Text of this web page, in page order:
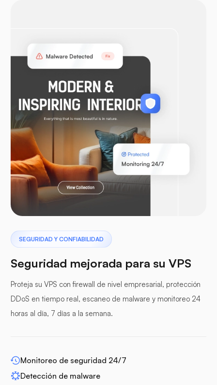
WooCommerce
Laravel
paneles de protección
WP-extendify
SEGURIDAD Y CONFIABILIDAD
Seguridad mejorada para su VPS
Proteja su VPS con firewall de nivel empresarial, protección
DDoS en tiempo real, escaneo de malware y monitoreo 24
horas al día, 7 días a la semana.
Monitoreo de seguridad 24/7
Detección de malware